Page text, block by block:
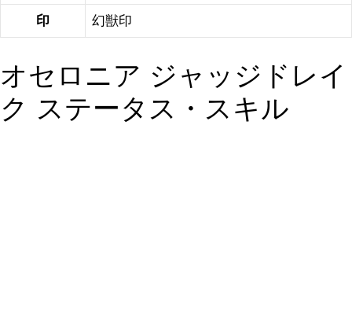
印 幻獣印
オセロニア ジャッジドレイ
ク ステータス・スキル